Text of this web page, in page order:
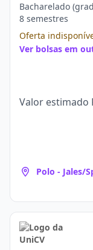
Bacharelado
8 semestres
Oferta
Ver bolsas em
Valor estimado
Polo - Jales/